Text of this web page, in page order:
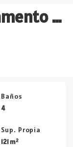
Playa Mansa Apartamento 3 Dormitorios Piso alto Amenities Completos
Baños
4
Sup. Propia
121 m2